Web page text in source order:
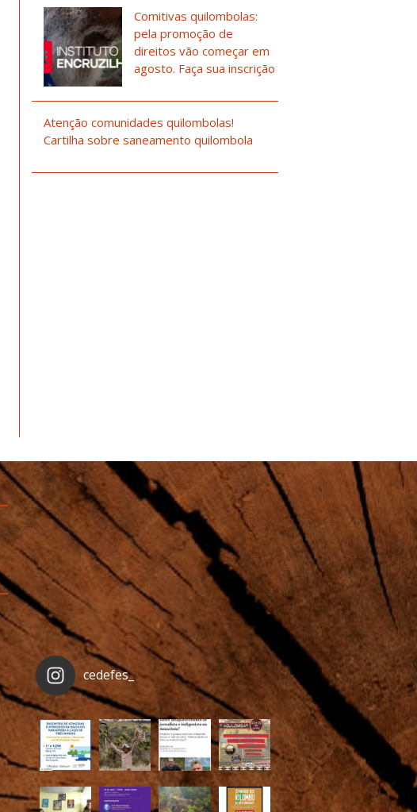
Comitivas quilombolas:
pela promoção de
direitos vão começar em
agosto. Faça sua inscrição
Atenção comunidades quilombolas!
Cartilha sobre saneamento quilombola
cedefes_